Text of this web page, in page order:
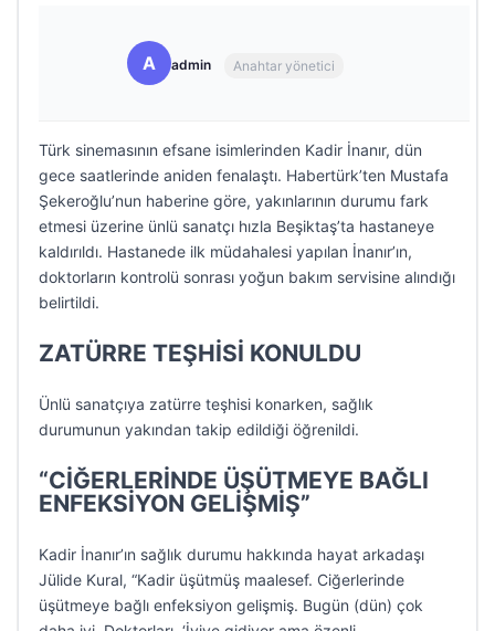
A admin Anahtar yönetici
Türk sinemasının efsane isimlerinden Kadir İnanır, dün
gece saatlerinde aniden fenalaştı. Habertürk’ten Mustafa
Şekeroğlu’nun haberine göre, yakınlarının durumu fark
etmesi üzerine ünlü sanatçı hızla Beşiktaş’ta hastaneye
kaldırıldı. Hastanede ilk müdahalesi yapılan İnanır’ın,
doktorların kontrolü sonrası yoğun bakım servisine alındığı
belirtildi.
ZATÜRRE TEŞHİSİ KONULDU
Ünlü sanatçıya zatürre teşhisi konarken, sağlık
durumunun yakından takip edildiği öğrenildi.
“CİĞERLERİNDE ÜŞÜTMEYE BAĞLI
ENFEKSİYON GELİŞMİŞ”
Kadir İnanır’ın sağlık durumu hakkında hayat arkadaşı
Jülide Kural, “Kadir üşütmüş maalesef. Ciğerlerinde
üşütmeye bağlı enfeksiyon gelişmiş. Bugün (dün) çok